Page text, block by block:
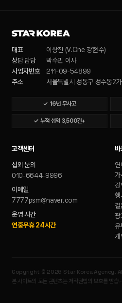
대표
이상진 (V.One 강현수)
상담 담당
박수민 이사
사업자번호
211-09-54899
주소 서울특별시 성동구 성수동2
✓ 16년 무사고
✓ 누적 섭외 3,500건+
고객센터
섭외 문의
010-6644-9996
이메일
7777psm@naver.com
운영 시간
연중무휴 24시간
바
연
가
강
행
광
유
개
Copyright © 2026 Star Korea Agency.
본 사이트의 모든 콘텐츠는 저작권법의 보호를 받습